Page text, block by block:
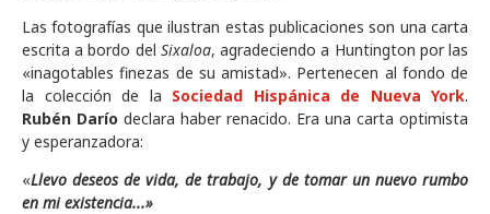
Las fotografías que ilustran estas publicaciones son una carta
escrita a bordo del Sixaloa, agradeciendo a Huntington por las
«inagotables finezas de su amistad». Pertenecen al fondo de
la colección de la Sociedad Hispánica de Nueva York.
Rubén Darío declara haber renacido. Era una carta optimista
y esperanzadora:
«Llevo deseos de vida, de trabajo, y de tomar un nuevo rumbo
en mi existencia...»